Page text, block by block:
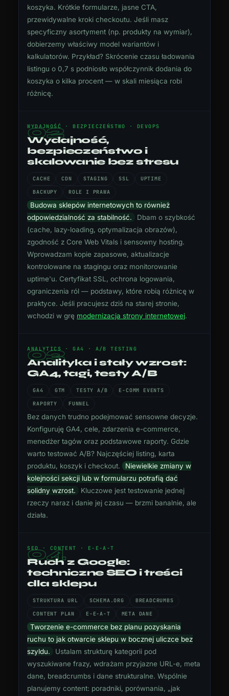
koszyka. Krótkie formularze, jasne CTA,
przewidywalne kroki checkoutu. Jeśli masz
specyficzny asortyment (np. produkty na wymiar),
dobierzemy właściwy model wariantów i
kalkulatorów. Przykład? Skrócenie czasu ładowania
listingu o 0,7 s podniosło współczynnik dodania do
koszyka o kilka procent — w skali miesiąca robi
różnicę.
02
WYDAJNOŚĆ · BEZPIECZEŃSTWO · DEVOPS
Wydajność,
bezpieczeństwo i
skalowanie bez stresu
CACHE CDN STAGING SSL
UPTIME
BACKUPY
ROLE I PRAWA
Budowa sklepów internetowych to również
odpowiedzialność za stabilność.
Dbam o szybkość
(cache, lazy-loading, optymalizacja obrazów),
zgodność z Core Web Vitals i sensowny hosting.
Wprowadzam kopie zapasowe, aktualizacje
kontrolowane na stagingu oraz monitorowanie
uptime'u. Certyfikat SSL, ochrona logowania,
ograniczenia ról — podstawy, które robią różnicę w
praktyce. Jeśli pracujesz dziś na starej stronie,
wchodzi w grę modernizacja strony internetowej.
03
ANALYTICS · GA4 · A/B TESTING
Analityka i stały wzrost:
GA4, tagi, testy A/B
GA4 GTM TESTY A/B
E-COMM EVENTS
RAPORTY
FUNNEL
Bez danych trudno podejmować sensowne decyzje.
Konfiguruję GA4, cele, zdarzenia e-commerce,
menedżer tagów oraz podstawowe raporty. Gdzie
warto testować A/B? Najczęściej listing, karta
produktu, koszyk i checkout. Niewielkie zmiany w
kolejności sekcji lub w formularzu potrafią dać
solidny wzrost.
Kluczowe jest testowanie jednej
rzeczy naraz i danie jej czasu — brzmi banalnie, ale
działa.
04
SEO · CONTENT · E-E-A-T
Ruch z Google:
techniczne SEO i treści
dla sklepu
STRUKTURA URL SCHEMA.ORG
BREADCRUMBS
CONTENT PLAN
E-E-A-T META DANE
Tworzenie e-commerce bez planu pozyskania
ruchu to jak otwarcie sklepu w bocznej uliczce bez
szyldu.
Ustalam strukturę kategorii pod
wyszukiwane frazy, wdrażam przyjazne URL-e, meta
dane, breadcrumbs i dane strukturalne. Wspólnie
planujemy content: poradniki, porównania, „jak